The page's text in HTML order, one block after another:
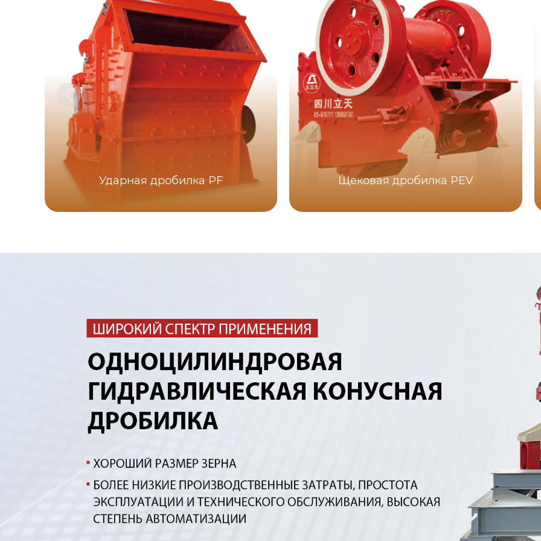
Ударная дробилка PF Щековая дробилка PEV